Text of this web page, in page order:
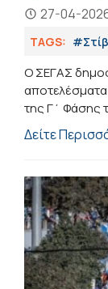
27-04-
TAGS:
O ΣΕΓΑΣ
της Γ΄ Φάσης
Δείτε